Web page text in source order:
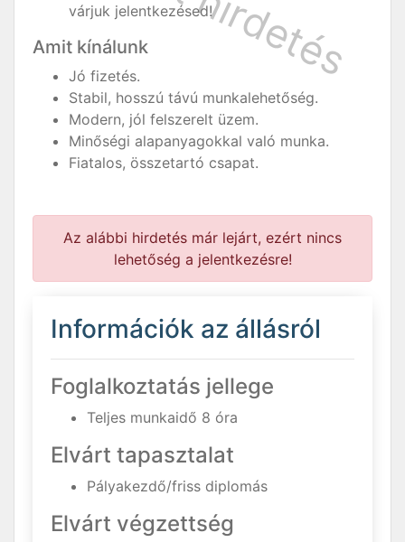
várjuk jelentkezésed!
Amit kínálunk
Jó fizetés.
Stabil, hosszú távú munkalehetőség.
Modern, jól felszerelt üzem.
Minőségi alapanyagokkal való munka.
Fiatalos, összetartó csapat.
Az alábbi hirdetés már lejárt, ezért nincs
lehetőség a jelentkezésre!
Információk az állásról
Foglalkoztatás jellege
Teljes munkaidő 8 óra
Elvárt tapasztalat
Pályakezdő/friss diplomás
Elvárt végzettség